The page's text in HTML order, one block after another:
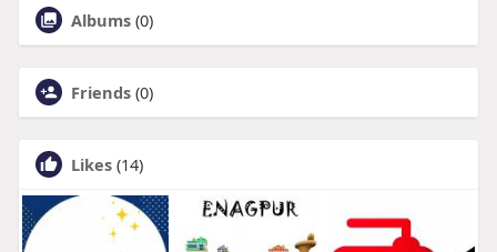
Albums (0)
Friends (0)
Likes (14)